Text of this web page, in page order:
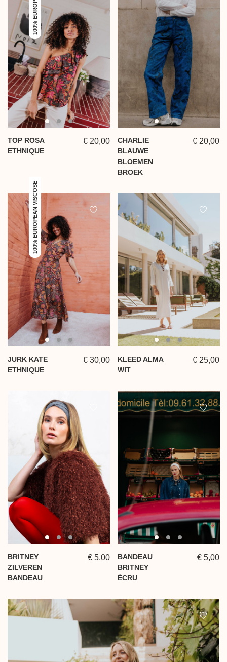
TOP ROSA
ETHNIQUE
€ 20,00
CHARLIE
BLAUWE
BLOEMEN
BROEK
€ 20,00
100% EUROPEAN VISCOSE
JURK KATE
ETHNIQUE
€ 30,00
KLEED ALMA
WIT
€ 25,00
BRITNEY
ZILVEREN
BANDEAU
€ 5,00
BANDEAU
BRITNEY
ÉCRU
€ 5,00